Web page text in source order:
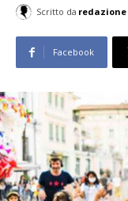
Scritto da redazione
Facebook